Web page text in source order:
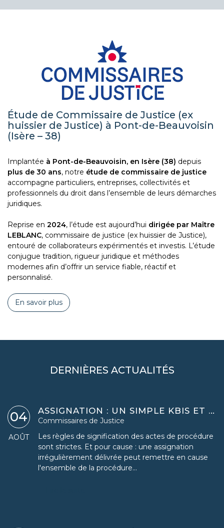
EN SAVOIR PLUS
Étude de Commissaire de Justice (ex
huissier de Justice) à Pont-de-Beauvoisin
(Isère – 38)
Implantée à Pont-de-Beauvoisin, en Isère (38) depuis
plus de 30 ans, notre étude de commissaire de justice
accompagne particuliers, entreprises, collectivités et
professionnels du droit dans l’ensemble de leurs démarches
juridiques.
Reprise en 2024, l’étude est aujourd’hui dirigée par Maître
LEBLANC, commissaire de justice (ex huissier de Justice),
entouré de collaborateurs expérimentés et investis. L’étude
conjugue tradition, rigueur juridique et méthodes
modernes afin d’offrir un service fiable, réactif et
personnalisé.
En savoir plus
DERNIÈRES ACTUALITÉS
ASSIGNATION : UN SIMPLE KBIS ET LE TÉMOIGNAGE D'UN VOISIN NE SUFFISENT PAS À ÉTABLIR LE DOMICILE DU DESTINATAIRE
04
AOÛT
Commissaires de Justice
Les règles de signification des actes de procédure
sont strictes. Et pour cause : une assignation
irrégulièrement délivrée peut remettre en cause
l'ensemble de la procédure...